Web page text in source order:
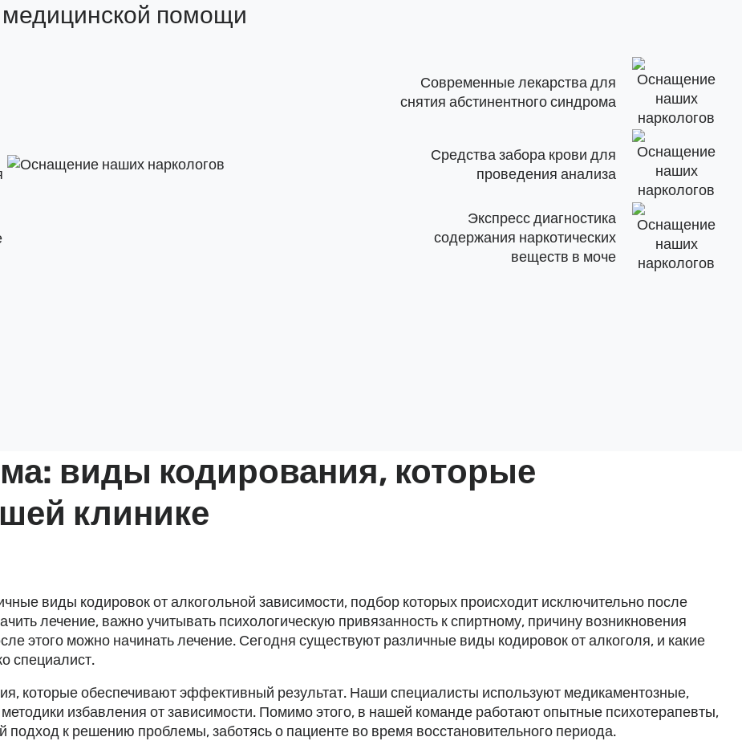
медицинской помощи
Современные лекарства для
снятия абстинентного синдрома
Средства забора крови для
проведения анализа
Экспресс диагностика
содержания наркотических
веществ в моче
виды кодирования, которые
клинике
виды кодировок от алкогольной зависимости, подбор которых происходит исключительно после
лечение, важно учитывать психологическую привязанность к спиртному, причину возникновения
этого можно начинать лечение. Сегодня существуют различные виды кодировок от алкоголя, и какие
специалист.
которые обеспечивают эффективный результат. Наши специалисты используют медикаментозные,
избавления от зависимости. Помимо этого, в нашей команде работают опытные психотерапевты,
к решению проблемы, заботясь о пациенте во время восстановительного периода.